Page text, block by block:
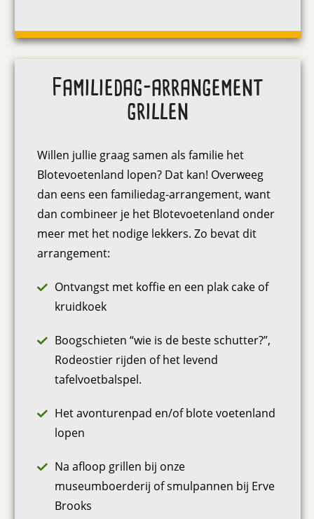
Familiedag-arrangement
grillen
Willen jullie graag samen als familie het
Blotevoetenland lopen? Dat kan! Overweeg
dan eens een familiedag-arrangement, want
dan combineer je het Blotevoetenland onder
meer met het nodige lekkers. Zo bevat dit
arrangement:
Ontvangst met koffie en een plak cake of
kruidkoek
Boogschieten “wie is de beste schutter?”,
Rodeostier rijden of het levend
tafelvoetbalspel.
Het avonturenpad en/of blote voetenland
lopen
Na afloop grillen bij onze
museumboerderij of smulpannen bij Erve
Brooks